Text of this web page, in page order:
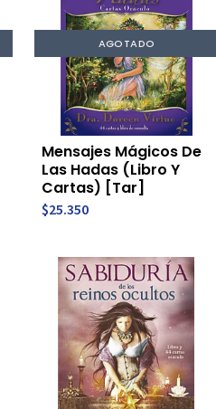
AGOTADO
Mensajes Mágicos De
Las Hadas (Libro Y
Cartas) [Tar]
$25.350